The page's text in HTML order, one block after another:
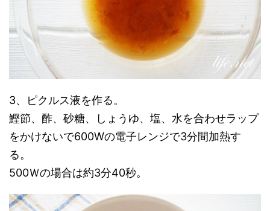
3、ピクルス液を作る。
鰹節、酢、砂糖、しょうゆ、塩、水を合わせラップ
をかけないで600Wの電子レンジで3分間加熱す
る。
500Ｗの場合は約3分40秒。